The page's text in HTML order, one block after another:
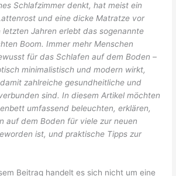
Schlafzimmer denkt, hat meist ein
und eine dicke Matratze vor
letzten Jahren erlebt das sogenannte
Boom. Immer mehr Menschen
für das Schlafen auf dem Boden –
minimalistisch und modern wirkt,
zahlreiche gesundheitliche und
sind. In diesem Artikel möchten
umfassend beleuchten, erklären,
auf dem Boden für viele zur neuen
ist, und praktische Tipps zur
Beitrag handelt es sich nicht um eine